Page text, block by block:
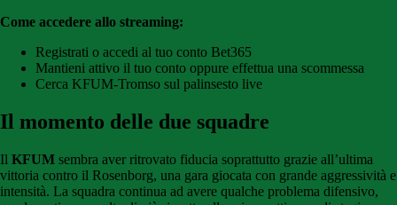
Come accedere allo streaming:
Registrati o accedi al tuo conto Bet365
Mantieni attivo il tuo conto oppure effettua una scommessa
Cerca KFUM-Tromso sul palinsesto live
Il momento delle due squadre
Il KFUM sembra aver ritrovato fiducia soprattutto grazie all’ultima
vittoria contro il Rosenborg, una gara giocata con grande aggressività e
intensità. La squadra continua ad avere qualche problema difensivo,